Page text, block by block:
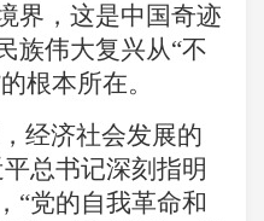
界，这是中国奇迹
族伟大复兴从“不
根本所在。
经济社会发展的
总书记深刻指明
“党的自我革命和